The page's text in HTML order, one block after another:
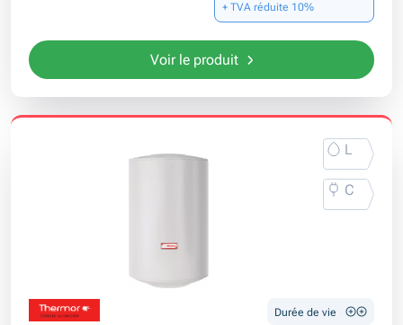
+ TVA réduite 10%
Voir le produit
L
C
Durée de vie